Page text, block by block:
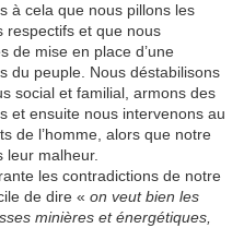
à cela que nous pillons les
respectifs et que nous
de mise en place d’une
du peuple. Nous déstabilisons
social et familial, armons des
et ensuite nous intervenons au
de l’homme, alors que notre
leur malheur.
les contradictions de notre
de dire « on veut bien les
minières et énergétiques,